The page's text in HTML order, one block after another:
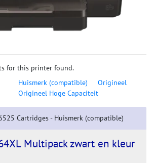
for this printer found.
Huismerk (compatible)
Origineel
Origineel Hoge Capaciteit
Cartridges - Huismerk (compatible)
Multipack zwart en kleur